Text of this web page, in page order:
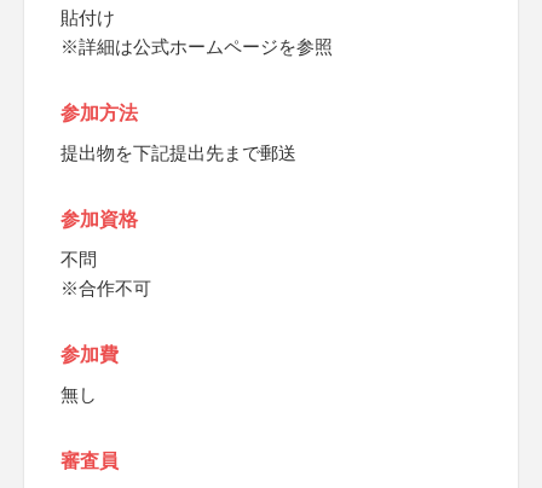
貼付け
※詳細は公式ホームページを参照
参加方法
提出物を下記提出先まで郵送
参加資格
不問
※合作不可
参加費
無し
審査員